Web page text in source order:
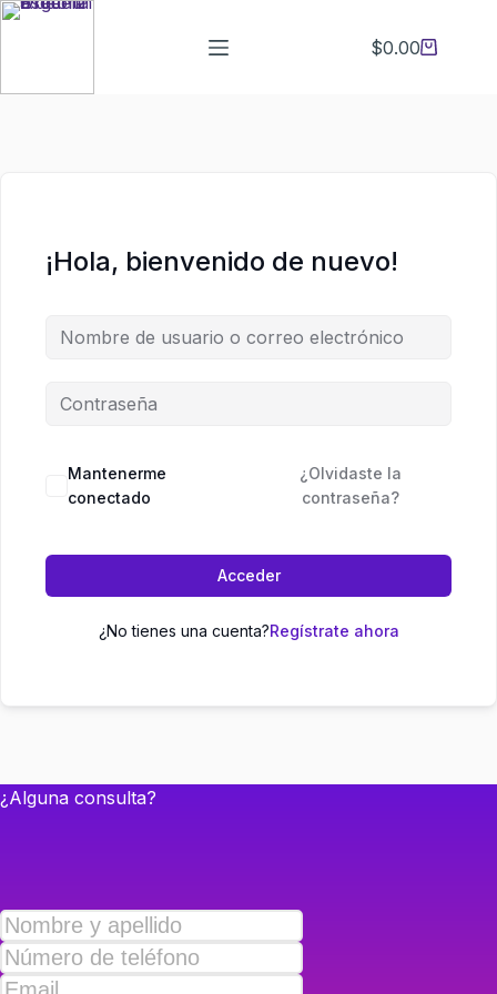
Saltar
Saltar
Carro
$0.00
¡Hola, bienvenido de nuevo!
Mantenerme
conectado
¿Olvidaste la
contraseña?
Acceder
¿No tienes una cuenta?Regístrate ahora
¿Alguna consulta?